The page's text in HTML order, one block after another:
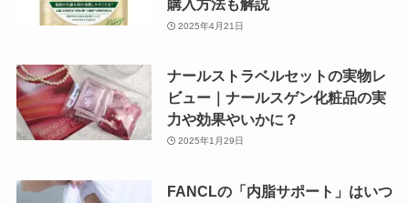
購入方法も解説
2025年4月21日
ナールストラベルセットの実物レ
ビュー｜ナールスゲン化粧品の実
力や効果やいかに？
2025年1月29日
FANCLの「内脂サポート」はいつ